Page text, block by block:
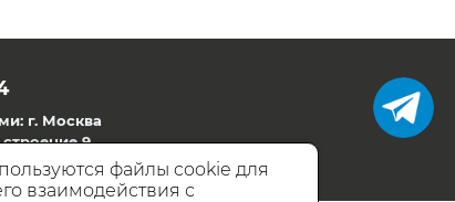
г. Москва
строение 9
файлы cookie для
взаимодействия с